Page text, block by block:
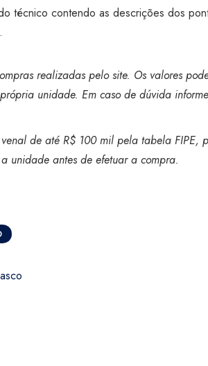
técnico contendo as descrições dos
realizadas pelo site. Os valores
unidade. Em caso de dúvida
de até R$ 100 mil pela tabela FIPE,
unidade antes de efetuar a compra.